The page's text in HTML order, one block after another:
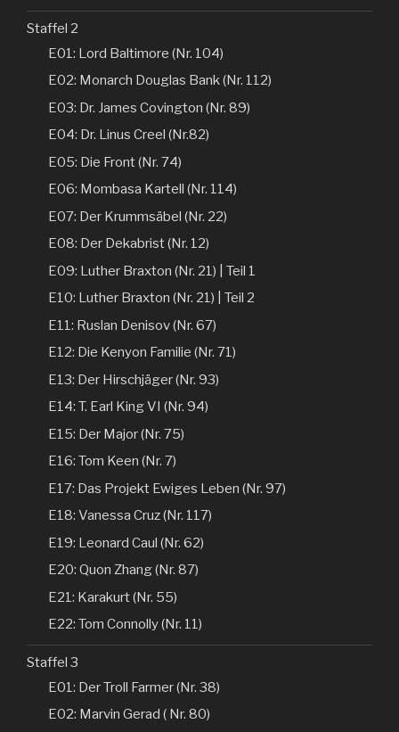
Staffel 2
E01: Lord Baltimore (Nr. 104)
E02: Monarch Douglas Bank (Nr. 112)
E03: Dr. James Covington (Nr. 89)
E04: Dr. Linus Creel (Nr.82)
E05: Die Front (Nr. 74)
E06: Mombasa Kartell (Nr. 114)
E07: Der Krummsäbel (Nr. 22)
E08: Der Dekabrist (Nr. 12)
E09: Luther Braxton (Nr. 21) | Teil 1
E10: Luther Braxton (Nr. 21) | Teil 2
E11: Ruslan Denisov (Nr. 67)
E12: Die Kenyon Familie (Nr. 71)
E13: Der Hirschjäger (Nr. 93)
E14: T. Earl King VI (Nr. 94)
E15: Der Major (Nr. 75)
E16: Tom Keen (Nr. 7)
E17: Das Projekt Ewiges Leben (Nr. 97)
E18: Vanessa Cruz (Nr. 117)
E19: Leonard Caul (Nr. 62)
E20: Quon Zhang (Nr. 87)
E21: Karakurt (Nr. 55)
E22: Tom Connolly (Nr. 11)
Staffel 3
E01: Der Troll Farmer (Nr. 38)
E02: Marvin Gerad ( Nr. 80)